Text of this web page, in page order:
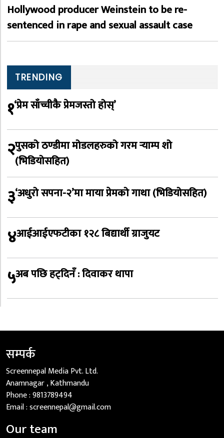
Hollywood producer Weinstein to be re-
sentenced in rape and sexual assault case
TRENDING
१‘प्रेम साँच्चीकै प्रेमजस्तो होस्’
२पुसको ठण्डीमा मोडलहरुको गरम र्‍याम्प शो
(भिडियोसहित)
३‘अधुरो सपना-२’मा माया प्रेमको गाथा (भिडियोसहित)
४आईआईएफटीका १२८ बिद्यार्थी ग्राजुयट
५अब पछि हट्दिनँ : दिवाकर थापा
सम्पर्क
Screennepal Media Pvt. Ltd.
Anamnagar , Kathmandu
Phone :9813789494
Email :screennepal@gmail.com
Our team